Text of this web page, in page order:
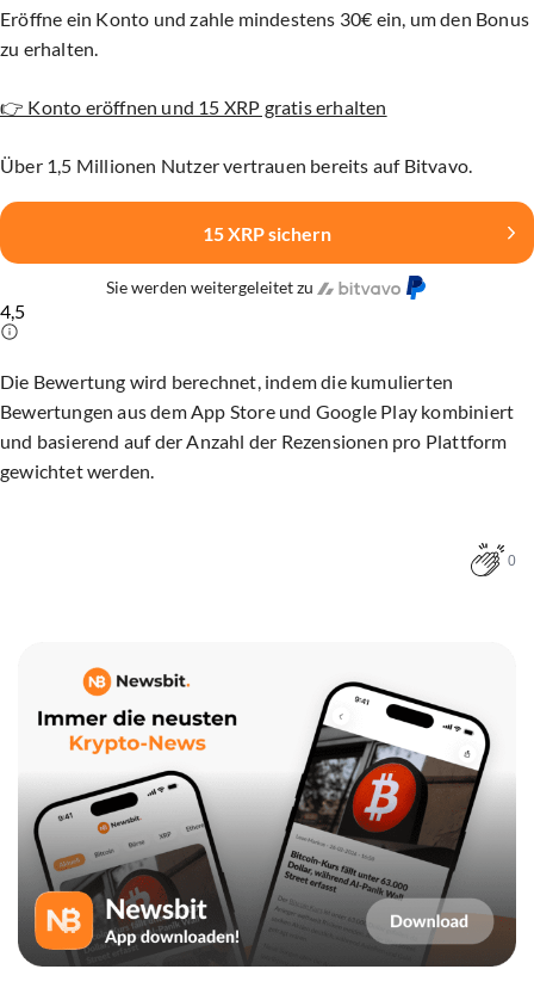
Eröffne ein Konto und zahle mindestens 30€ ein, um den Bonus
zu erhalten.
👉 Konto eröffnen und 15 XRP gratis erhalten
Über 1,5 Millionen Nutzer vertrauen bereits auf Bitvavo.
15 XRP sichern
Sie werden weitergeleitet zu
4,5
Die Bewertung wird berechnet, indem die kumulierten
Bewertungen aus dem App Store und Google Play kombiniert
und basierend auf der Anzahl der Rezensionen pro Plattform
gewichtet werden.
0